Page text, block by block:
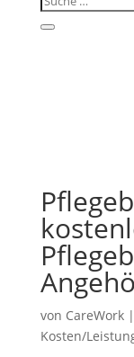
von CareWork|
Kosten/